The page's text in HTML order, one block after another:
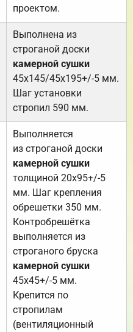
проектом.
Выполнена из
строганой доски
камерной сушки
45х145/45х195+/-5 мм.
Шаг установки
стропил 590 мм.
Выполняется
из строганой доски
камерной сушки
толщиной 20х95+/-5
мм. Шаг крепления
обрешетки 350 мм.
Контробрешётка
выполняется из
строганого бруска
камерной сушки
45х45+/-5 мм.
Крепится по
стропилам
(вентиляционный